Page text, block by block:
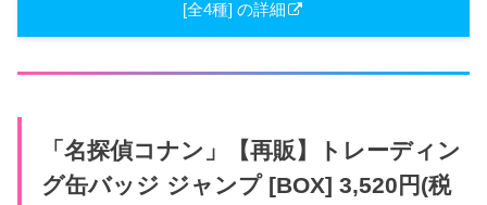
[全4種] の詳細
「名探偵コナン」【再販】トレーディン
グ缶バッジ ジャンプ [BOX] 3,520円(税